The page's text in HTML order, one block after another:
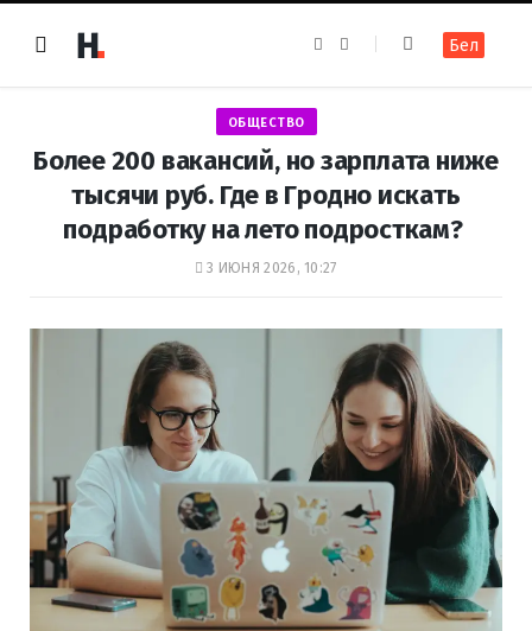
e
k
t
a
m
Бел
ОБЩЕСТВО
Более 200 вакансий, но зарплата ниже
тысячи руб. Где в Гродно искать
подработку на лето подросткам?
3 ИЮНЯ 2026, 10:27